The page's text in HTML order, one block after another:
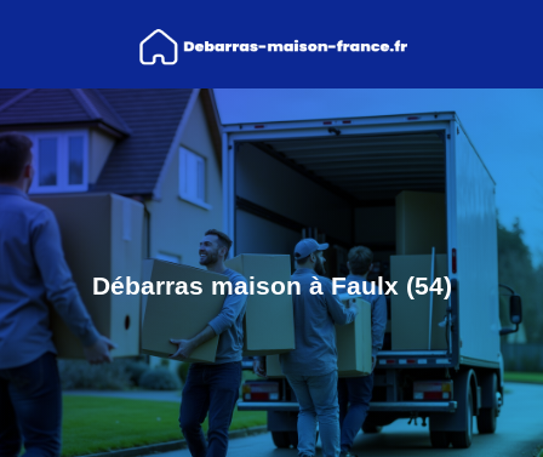
Débarras maison à Faulx (54)